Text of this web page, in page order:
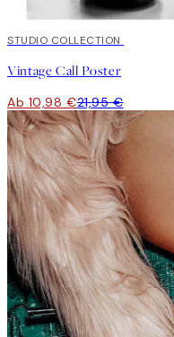
50%*
STUDIO COLLECTION
Vintage Call Poster
Ab 10,98 €21,95 €